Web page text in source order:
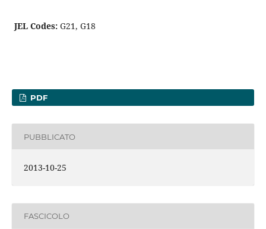
JEL Codes:G21, G18
PDF
PUBBLICATO
2013-10-25
FASCICOLO